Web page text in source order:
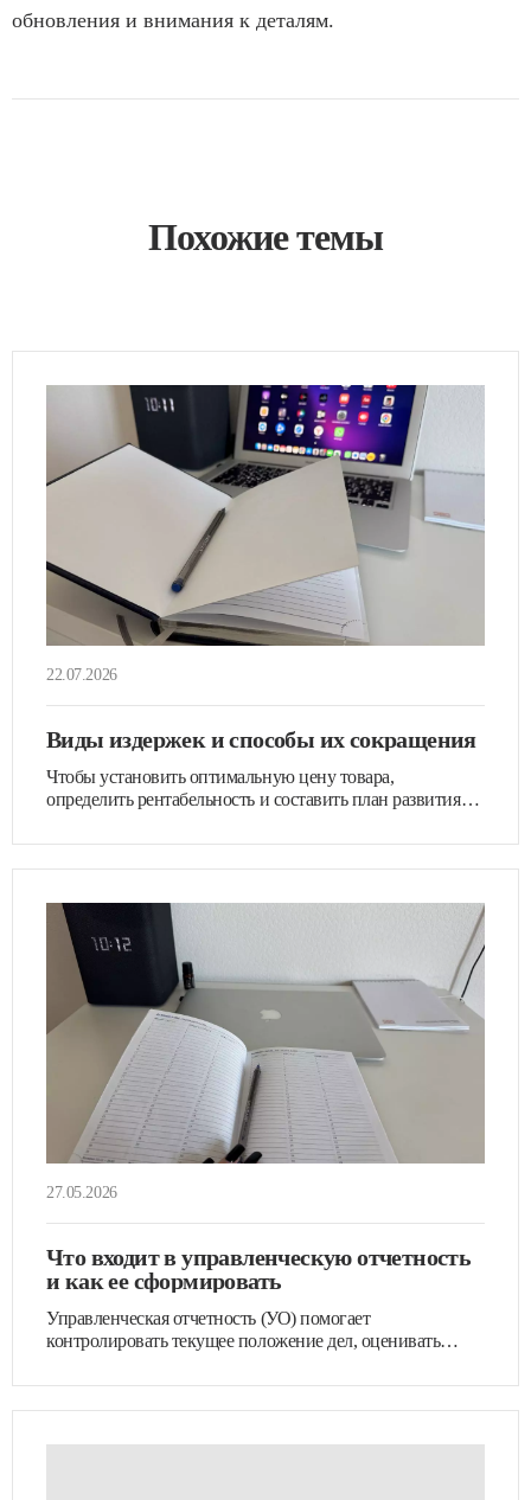
обновления и внимания к деталям.
Похожие темы
22.07.2026
Виды издержек и способы их сокращения
Чтобы установить оптимальную цену товара,
определить рентабельность и составить план развития
27.05.2026
Что входит в управленческую отчетность
и как ее сформировать
Управленческая отчетность (УО) помогает
контролировать текущее положение дел, оценивать